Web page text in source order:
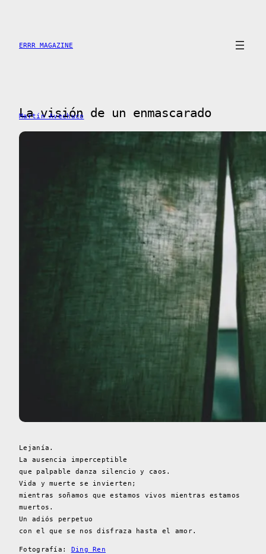
contenido
ERRR MAGAZINE
La visión de un enmascarado
Martín Avechuco
Lejanía.
La ausencia imperceptible
que palpable danza silencio y caos.
Vida y muerte se invierten;
mientras soñamos que estamos vivos mientras estamos
muertos.
Un adiós perpetuo
con el que se nos disfraza hasta el amor.
Fotografía: Ding Ren